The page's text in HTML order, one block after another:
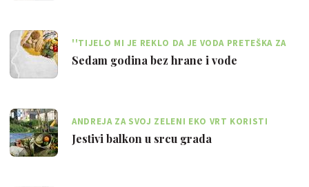
''TIJELO MI JE REKLO DA JE VODA PRETEŠKA ZA
MENE''
Sedam godina bez hrane i vode
ANDREJA ZA SVOJ ZELENI EKO VRT KORISTI
ISKLJUČIVO TEHNIKE ORGANSKOG UZGOJA
Jestivi balkon u srcu grada